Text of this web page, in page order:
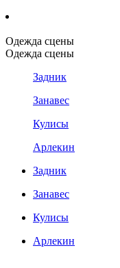
Одежда сцены
Одежда сцены
Задник
Занавес
Кулисы
Арлекин
Задник
Занавес
Кулисы
Арлекин